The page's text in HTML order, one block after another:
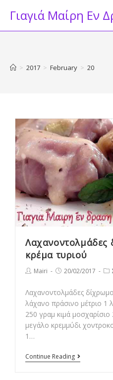
content
Γιαγιά Μαίρη Εν
> 2017 > February > 20
Λαχανοντολμάδες
κρέμα τυριού
PostMairi
Post20/02/2017
Λαχανοντολμάδες
λάχανο πράσινο μέτριο 1
250 γραμ κιμά μοσχαρίσιο
μεγάλο κρεμμύδι
1…
Continue Reading